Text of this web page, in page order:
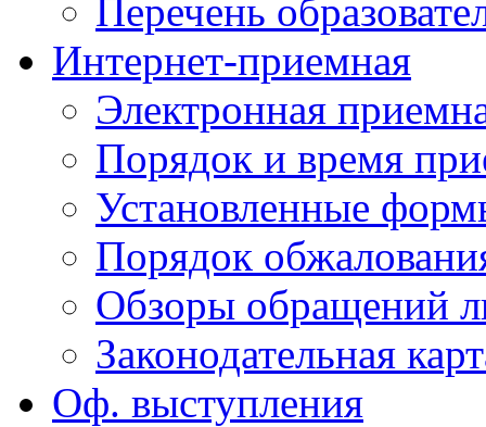
Перечень
Интернет-приемная
Электронная
Порядок и время
Установленные
Порядок
Обзоры обращений
Законодательная
Оф. выступления